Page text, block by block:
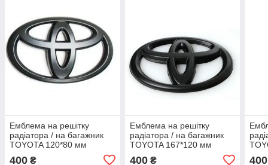
Емблема на решітку
радіатора / на багажник
TOYOTA 120*80 мм
400 ₴
Емблема на решітку
радіатора / на багажник
TOYOTA 167*120 мм
400₴ 400